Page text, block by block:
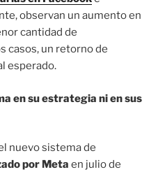
observan un aumento en
cantidad de
casos, un retorno de
esperado.
en su estrategia ni en sus
nuevo sistema de
por Meta en julio de